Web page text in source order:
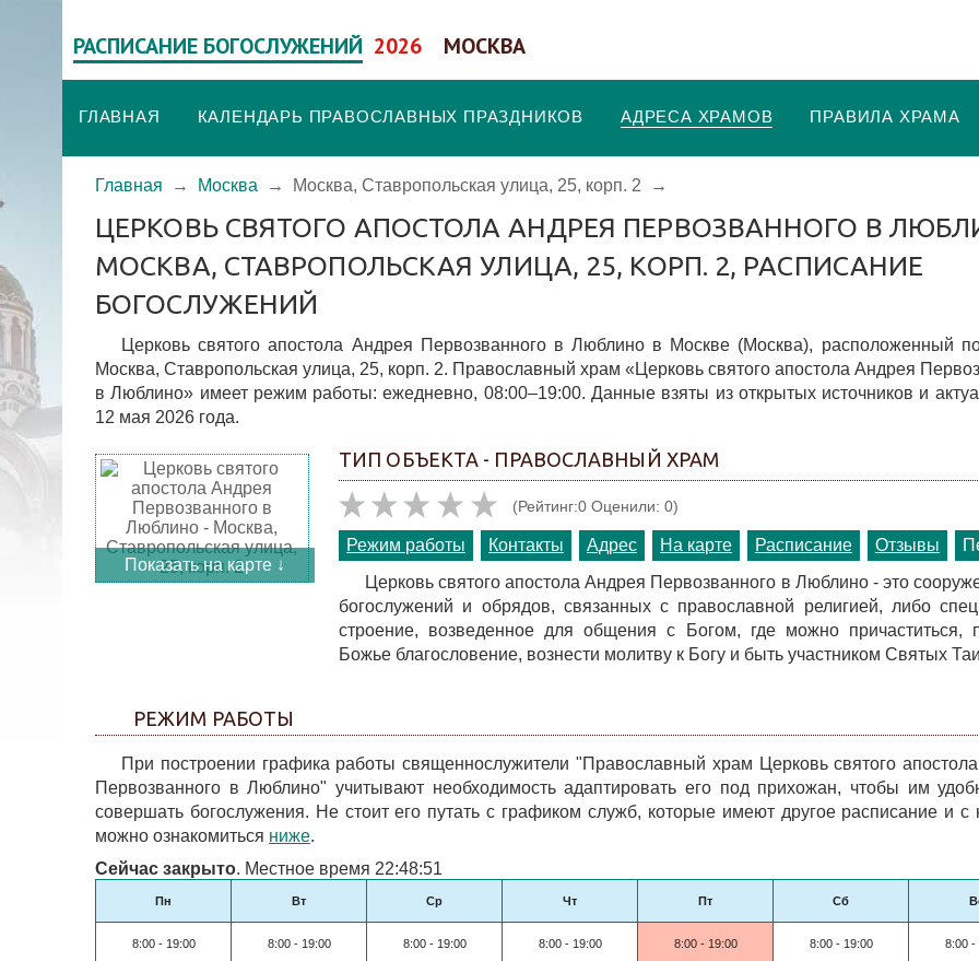
РАСПИСАНИЕ БОГОСЛУЖЕНИЙ 2026 МОСКВА
ГЛАВНАЯ КАЛЕНДАРЬ ПРАВОСЛАВНЫХ ПРАЗДНИКОВ АДРЕСА ХРАМОВ ПРАВИЛА ХРАМА
Главная → Москва → Москва, Ставропольская улица, 25, корп. 2 →
ЦЕРКОВЬ СВЯТОГО АПОСТОЛА АНДРЕЯ ПЕРВОЗВАННОГО В
МОСКВА, СТАВРОПОЛЬСКАЯ УЛИЦА, 25, КОРП. 2, РАСПИСАНИЕ
БОГОСЛУЖЕНИЙ
Церковь святого апостола Андрея Первозванного в Люблино в Москве (Москва), расположенный
Москва, Ставропольская улица, 25, корп. 2. Православный храм «Церковь святого апостола Андрея
в Люблино» имеет режим работы: ежедневно, 08:00–19:00. Данные взяты из открытых источников и
12 мая 2026 года.
Показать на карте ↓
ТИП ОБЪЕКТА - ПРАВОСЛАВНЫЙ ХРАМ
(Рейтинг:0 Оценили: 0)
Режим работы Контакты Адрес На карте Расписание Отзывы
Церковь святого апостола Андрея Первозванного в Люблино - это
богослужений и обрядов, связанных с православной религией, либо
строение, возведенное для общения с Богом, где можно причаститься,
Божье благословение, вознести молитву к Богу и быть участником Святых
РЕЖИМ РАБОТЫ
При построении графика работы священнослужители "Православный храм Церковь святого
Первозванного в Люблино" учитывают необходимость адаптировать его под прихожан, чтобы им
совершать богослужения. Не стоит его путать с графиком служб, которые имеют другое расписание и с
можно ознакомиться ниже.
Сейчас закрыто. Местное время 22:48:51
Пн Вт Ср Чт Пт Сб
8:00 - 19:00 8:00 - 19:00 8:00 - 19:00 8:00 - 19:00 8:00 - 19:00 8:00 - 19:00 8:00 -